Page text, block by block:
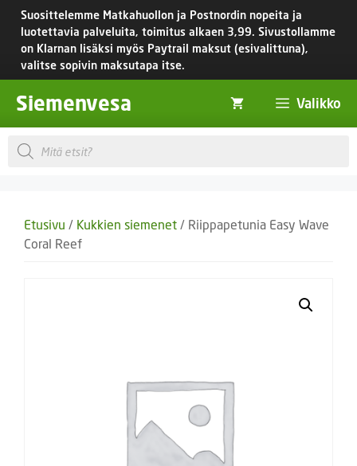
Siirry
sisältöön
Suosittelemme Matkahuollon ja Postnordin nopeita ja
luotettavia palveluita, toimitus alkaen 3,99. Sivustollamme
on Klarnan lisäksi myös Paytrail maksut (esivalittuna),
valitse sopivin maksutapa itse.
Siemenvesa Valikko
Products
search
Etusivu / Kukkien siemenet / Riippapetunia Easy Wave
Coral Reef